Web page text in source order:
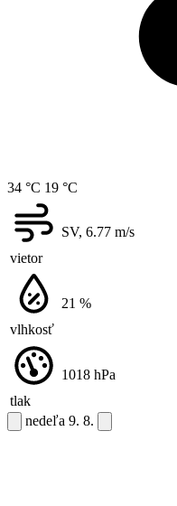
34 °C 19 °C
vietor
SV, 6.77 m/s
vlhkosť
21 %
tlak
1018 hPa
nedeľa 9. 8.